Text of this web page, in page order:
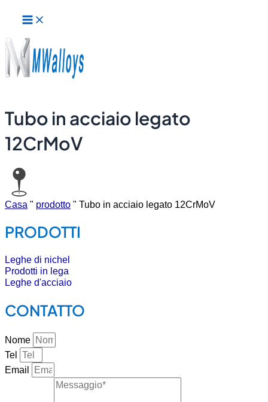
contenuto
principale
Tubo in acciaio legato
12CrMoV
Casa " prodotto " Tubo in acciaio legato 12CrMoV
PRODOTTI
Leghe di nichel
Prodotti in lega
Leghe d'acciaio
CONTATTO
Nome
Tel
Email